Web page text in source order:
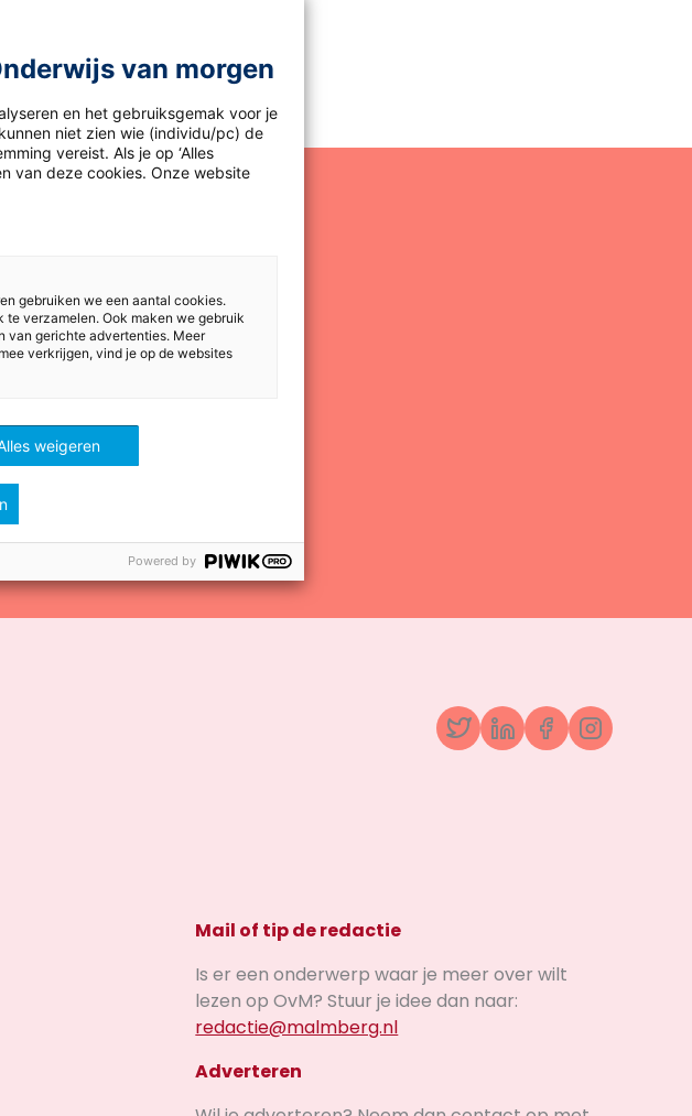
TwitterLinkedInFacebook
Mail of tip de redactie
Is er een onderwerp waar je meer over wilt
lezen op OvM? Stuur je idee dan naar:
redactie@malmberg.nl
Adverteren
van morgen
en het gebruiksgemak voor je
niet zien wie (individu/pc) de
vereist. Als je op ‘Alles
van deze cookies. Onze website
gebruiken we een aantal cookies.
te verzamelen. Ook maken we gebruik
van gerichte advertenties. Meer
verkrijgen, vind je op de websites
weigeren
Powered by